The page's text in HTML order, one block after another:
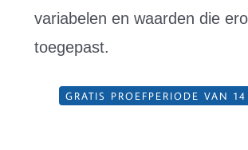
variabelen en waarden die
toegepast.
GRATIS PROEFPERIODE VAN